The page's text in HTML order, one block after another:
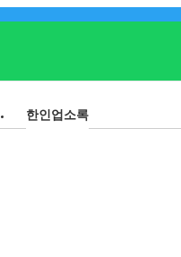
한인업소록